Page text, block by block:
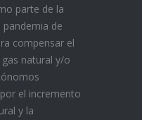
parte de la
pandemia de
compensar el
natural y/o
el incremento
y la